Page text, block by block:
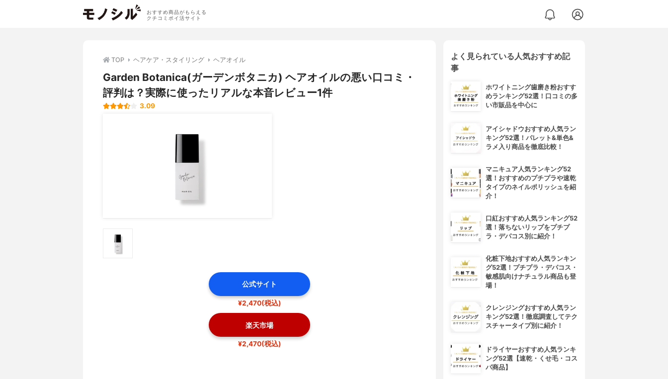
おすすめ商品がもらえる
クチコミポイ活サイト
TOP ヘアケア・スタイリング ヘアオイル
Garden Botanica(ガーデンボタニカ) ヘアオイルの悪い口コミ・
評判は？実際に使ったリアルな本音レビュー1件
3.09
公式サイト
¥2,470(税込)
楽天市場
¥2,470(税込)
よく見られている人気おすすめ記
事
ホワイトニング歯磨き粉おすす
めランキング52選！口コミの多
い市販品を中心に
アイシャドウおすすめ人気ラン
キング52選！パレット&単色&
ラメ入り商品を徹底比較！
マニキュア人気ランキング52
選！おすすめのプチプラや速乾
タイプのネイルポリッシュを紹
介！
口紅おすすめ人気ランキング52
選！落ちないリップをプチプ
ラ・デパコス別に紹介！
化粧下地おすすめ人気ランキン
グ52選！プチプラ・デパコス・
敏感肌向けナチュラル商品も登
場！
クレンジングおすすめ人気ラン
キング52選！徹底調査してテク
スチャータイプ別に紹介！
ドライヤーおすすめ人気ランキ
ング52選【速乾・くせ毛・コス
パ商品】